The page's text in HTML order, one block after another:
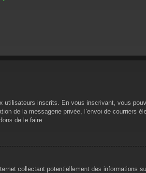
utilisateurs inscrits. En vous inscrivant, vous
de la messagerie privée, l’envoi de courriers
de le faire.
collectant potentiellement des informations